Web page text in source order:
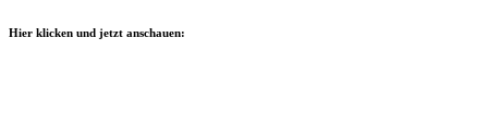
Hier klicken und jetzt anschauen: